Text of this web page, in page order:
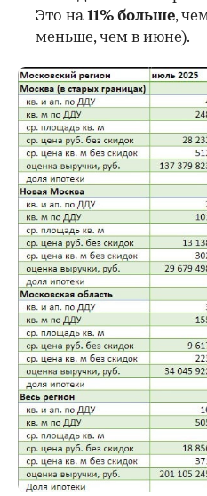
Это на11% больше,
меньше, чем в июне).